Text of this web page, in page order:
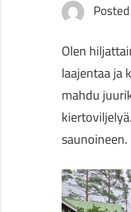
Olen
laajentaa ja
mahdu
saunoineen.